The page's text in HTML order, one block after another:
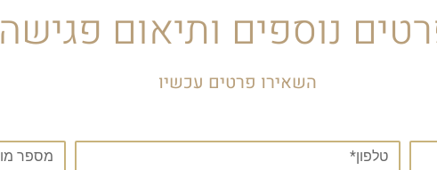
נוספים ותיאום פגישה
השאירו פרטים עכשיו